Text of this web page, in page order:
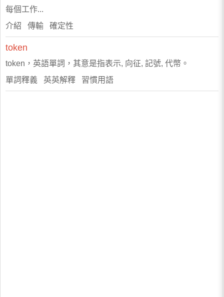
每個工作...
介紹 傳輸 確定性
token
token，英語單詞，其意是指表示, 向征, 記號, 代幣。
單詞釋義 英英解釋 習慣用語